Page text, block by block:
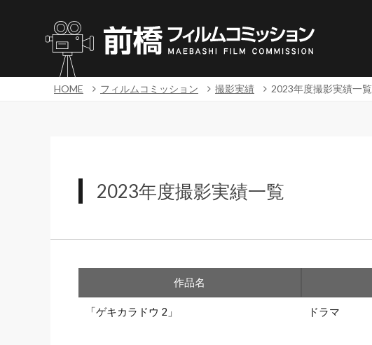
HOME フィルムコミッション 撮影実績 2023年度撮影実績一覧
2023年度撮影実績一覧
作品名
「ゲキカラドウ 2」 ドラマ